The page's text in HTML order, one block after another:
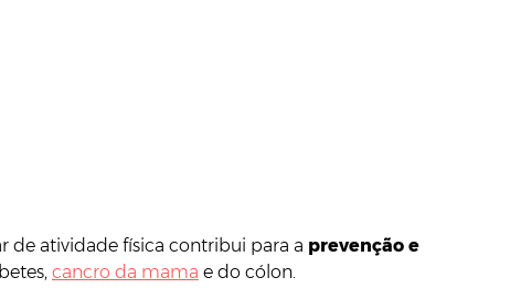
de atividade física contribui para a prevenção e
cancro da mama e do cólon.